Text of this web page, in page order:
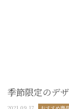
季節限定のデ